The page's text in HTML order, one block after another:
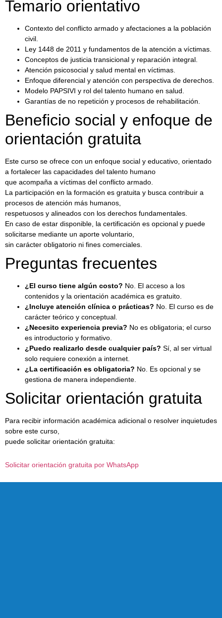
Temario orientativo
Contexto del conflicto armado y afectaciones a la población
civil.
Ley 1448 de 2011 y fundamentos de la atención a víctimas.
Conceptos de justicia transicional y reparación integral.
Atención psicosocial y salud mental en víctimas.
Enfoque diferencial y atención con perspectiva de derechos.
Modelo PAPSIVI y rol del talento humano en salud.
Garantías de no repetición y procesos de rehabilitación.
Beneficio social y enfoque de
orientación gratuita
Este curso se ofrece con un enfoque social y educativo, orientado
a fortalecer las capacidades del talento humano
que acompaña a víctimas del conflicto armado.
La participación en la formación es gratuita y busca contribuir a
procesos de atención más humanos,
respetuosos y alineados con los derechos fundamentales.
En caso de estar disponible, la certificación es opcional y puede
solicitarse mediante un aporte voluntario,
sin carácter obligatorio ni fines comerciales.
Preguntas frecuentes
¿El curso tiene algún costo? No. El acceso a los
contenidos y la orientación académica es gratuito.
¿Incluye atención clínica o prácticas? No. El curso es de
carácter teórico y conceptual.
¿Necesito experiencia previa? No es obligatoria; el curso
es introductorio y formativo.
¿Puedo realizarlo desde cualquier país? Sí, al ser virtual
solo requiere conexión a internet.
¿La certificación es obligatoria? No. Es opcional y se
gestiona de manera independiente.
Solicitar orientación gratuita
Para recibir información académica adicional o resolver inquietudes
sobre este curso,
puede solicitar orientación gratuita:
Solicitar orientación gratuita por WhatsApp